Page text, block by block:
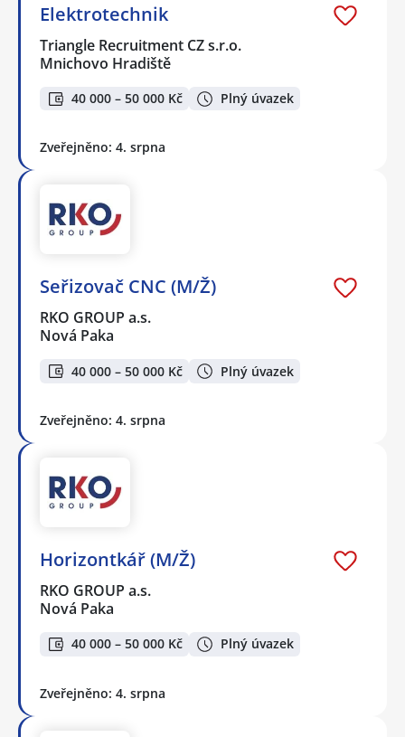
Elektrotechnik
Triangle Recruitment CZ s.r.o.
Mnichovo Hradiště
40 000 – 50 000 Kč Plný úvazek
Zveřejněno: 4. srpna
Seřizovač CNC (M/Ž)
RKO GROUP a.s.
Nová Paka
40 000 – 50 000 Kč Plný úvazek
Zveřejněno: 4. srpna
Horizontkář (M/Ž)
RKO GROUP a.s.
Nová Paka
40 000 – 50 000 Kč Plný úvazek
Zveřejněno: 4. srpna